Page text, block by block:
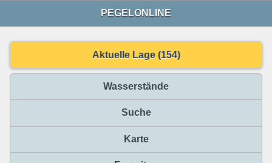
PEGELONLINE
Aktuelle Lage (154)
Wasserstände
Suche
Karte